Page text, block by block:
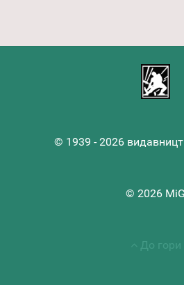
© 1939 - 2026
© 2026 MiG
До гори